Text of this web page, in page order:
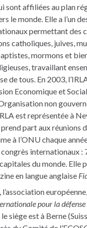
sont affiliées au plan
le monde. Elle a l’un
permettant des
catholiques, juives,
mormons et
travaillant
de tous. En 2003,
Economique et
non
est représentée à
part aux réunions
à l’ONU chaque
internationaux :
du monde. Elle
en langue anglaise
pour la
siège est à Berne